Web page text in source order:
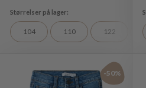
104 110 122
-50%